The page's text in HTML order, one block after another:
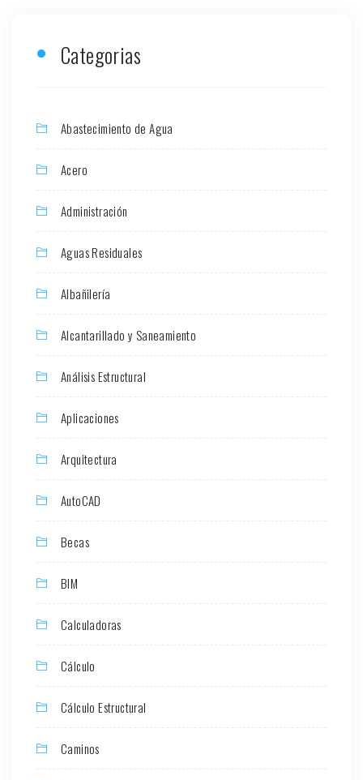
Categorias
Abastecimiento de Agua
Acero
Administración
Aguas Residuales
Albañilería
Alcantarillado y Saneamiento
Análisis Estructural
Aplicaciones
Arquitectura
AutoCAD
Becas
BIM
Calculadoras
Cálculo
Cálculo Estructural
Caminos